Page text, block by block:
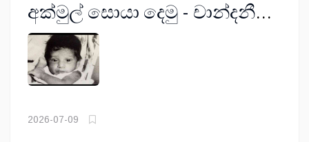
අක්මුල් සොයා දෙමු - චාන්දනී
දිසානායක
2026-07-09